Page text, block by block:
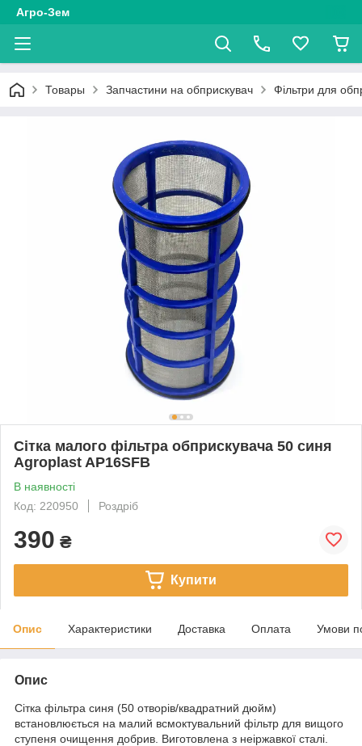
Агро-Зем
Товары Запчастини на обприскувач Фільтри для
Сітка малого фільтра обприскувача 50 синя
Agroplast AP16SFB
В наявності
Код: 220950
Роздріб
390 ₴
Купити
Опис Характеристики Доставка Оплата Умови
Опис
Сітка фільтра синя (50 отворів/квадратний дюйм)
встановлюється на малий всмоктувальний фільтр для вищого
ступеня очищення добрив. Виготовлена з неіржавкої сталі.